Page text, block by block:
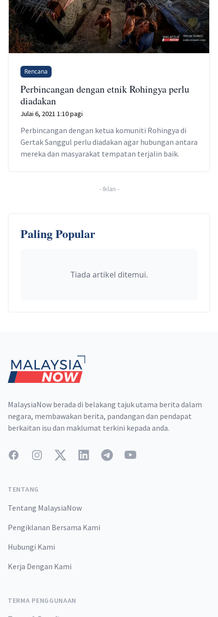
Rencana
Perbincangan dengan etnik Rohingya perlu
diadakan
Julai 6, 2021 1:10 pagi
Perbincangan dengan ketua komuniti Rohingya di
Gertak Sanggul perlu diadakan agar hubungan antara
mereka dan masyarakat tempatan terjalin baik.
- Iklan -
Paling Popular
Tiada artikel ditemui.
MalaysiaNow berada di belakang tajuk utama berita dalam
negara, membawakan berita, pandangan dan pendapat
berkaitan isu dan maklumat terkini kepada anda.
FacebookInstagramTwitterLinkedInTelegramYouTube
TENTANG
Tentang MalaysiaNow
Pengiklanan Bersama Kami
Hubungi Kami
Kerja Dengan Kami
TERMA PENGGUNAAN